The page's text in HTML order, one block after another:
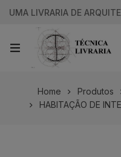
UMA LIVRARIA DE
Home Produtos
HABITAÇÃO DE